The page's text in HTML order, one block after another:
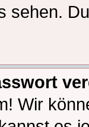
sehen.
Wir